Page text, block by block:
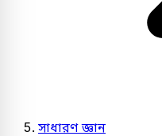
সাধারণ জ্ঞান